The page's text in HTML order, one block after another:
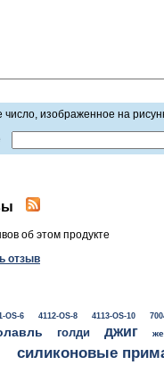
число, изображенное на
об этом продукте
отзыв
OS-6 4112-OS-8 4113-OS-10
голди джиг
силиконовые